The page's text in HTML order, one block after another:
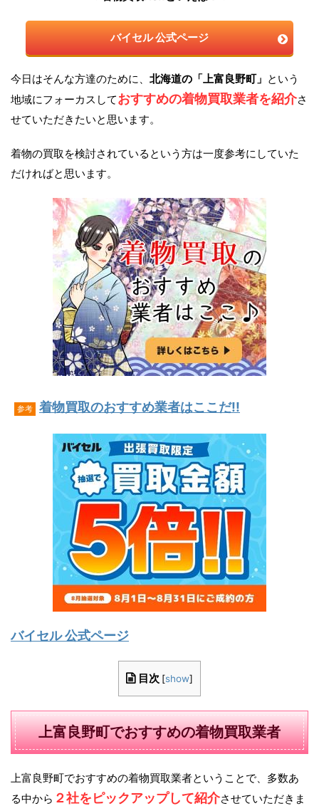
バイセル 公式ページ
今日はそんな方達のために、 北海道の「上富良野町」 という
地域にフォーカスしておすすめの着物買取業者を紹介さ
せていただきたいと思います。
着物の買取を検討されているという方は一度参考にしていた
だければと思います。
参考 着物買取のおすすめ業者はここだ!!
バイセル 公式ページ
目次 [show]
上富良野町でおすすめの着物買取業者
上富良野町でおすすめの着物買取業者ということで、多数あ
る中から ２社をピックアップして紹介させていただきま